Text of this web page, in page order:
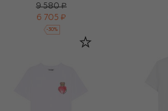
9 580 ₽
6 705 ₽
-30%